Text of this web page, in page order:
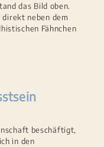
das Bild oben.
neben dem
Fähnchen
beschäftigt,
in den